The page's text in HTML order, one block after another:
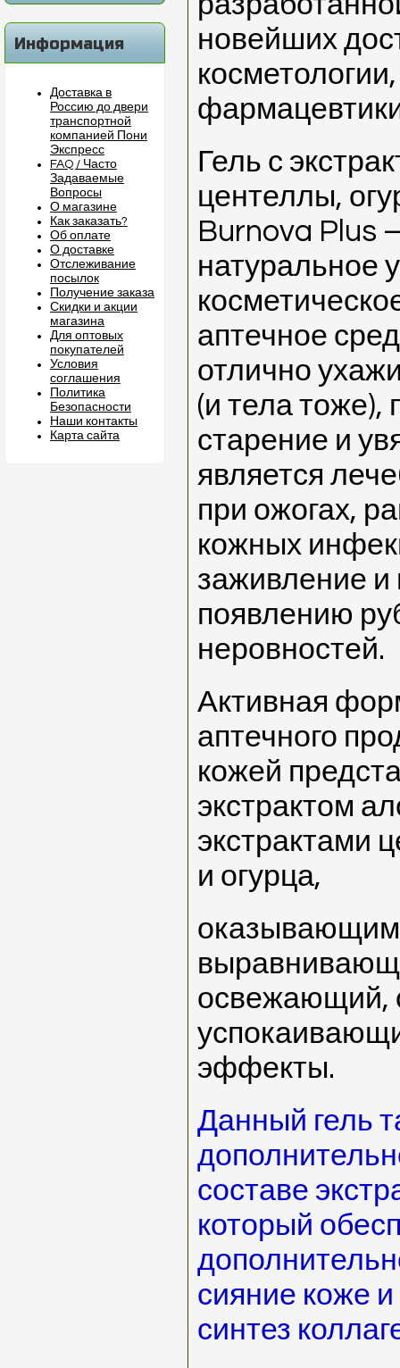
Информация
Доставка в
Россию до двери
транспортной
компанией Пони
Экспресс
FAQ / Часто
Задаваемые
Вопросы
О магазине
Как заказать?
Об оплате
О доставке
Отслеживание
посылок
Получение заказа
Скидки и акции
магазина
Для оптовых
покупателей
Условия
соглашения
Политика
Безопасности
Наши контакты
Карта сайта
новейших
Гель с
центеллы,
Burnova Plus
натуральное
аптечное
отлично
(и тела тоже),
старение и
является
при ожогах,
кожных
заживление и
появлению
неровностей.
Активная
аптечного
кожей
экстрактом
экстрактами
и огурца,
освежающий,
эффекты.
Данный гель
составе
который
сияние коже
синтез